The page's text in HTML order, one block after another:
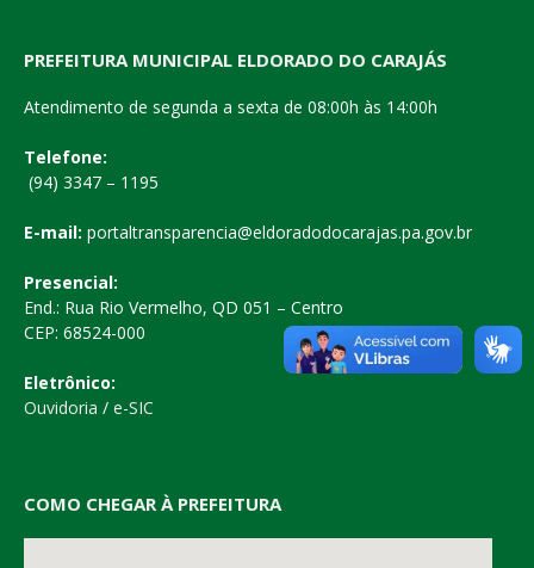
PREFEITURA MUNICIPAL ELDORADO DO CARAJÁS
Atendimento de segunda a sexta de 08:00h às 14:00h
Telefone:
(94) 3347 – 1195
E-mail: portaltransparencia@eldoradodocarajas.pa.gov.br
Presencial:
End.: Rua Rio Vermelho, QD 051 – Centro
CEP: 68524-000
Eletrônico:
Ouvidoria / e-SIC
COMO CHEGAR À PREFEITURA